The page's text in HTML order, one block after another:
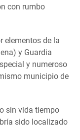
con rumbo
elementos de la
y Guardia
y numeroso
municipio de
sin vida tiempo
sido localizado